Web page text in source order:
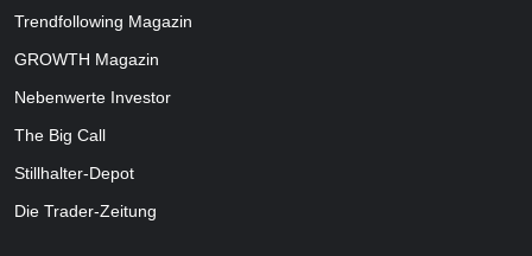
Trendfollowing Magazin
GROWTH Magazin
Nebenwerte Investor
The Big Call
Stillhalter-Depot
Die Trader-Zeitung